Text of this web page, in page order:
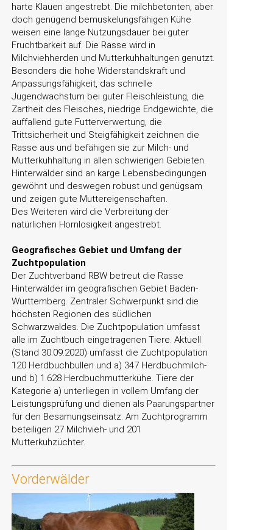
harte Klauen angestrebt. Die milchbetonten, aber
doch genügend bemuskelungsfähigen Kühe
weisen eine lange Nutzungsdauer bei guter
Fruchtbarkeit auf. Die Rasse wird in
Milchviehherden und Mutterkuhhaltungen genutzt.
Besonders die hohe Widerstandskraft und
Anpassungsfähigkeit, das schnelle
Jugendwachstum bei guter Fleischleistung, die
Zartheit des Fleisches, niedrige Endgewichte, die
auffallend gute Futterverwertung, die
Trittsicherheit und Steigfähigkeit zeichnen die
Rasse aus und befähigen sie zur Milch- und
Mutterkuhhaltung in allen schwierigen Gebieten.
Hinterwälder sind an karge Lebensbedingungen
gewöhnt und deswegen robust und genügsam
und zeigen gute Muttereigenschaften.
Des Weiteren wird die Verbreitung der
natürlichen Hornlosigkeit angestrebt.
Geografisches Gebiet und Umfang der
Zuchtpopulation
Der Zuchtverband RBW betreut die Rasse
Hinterwälder im geografischen Gebiet Baden-
Württemberg. Zentraler Schwerpunkt sind die
höchsten Regionen des südlichen
Schwarzwaldes. Die Zuchtpopulation umfasst
alle im Zuchtbuch eingetragenen Tiere. Aktuell
(Stand 30.09.2020) umfasst die Zuchtpopulation
120 Herdbuchbullen und a) 347 Herdbuchmilch-
und b) 1.628 Herdbuchmutterkühe. Tiere der
Kategorie a) unterliegen in vollem Umfang der
Leistungsprüfung und dienen als Paarungspartner
für den Besamungseinsatz. Am Zuchtprogramm
beteiligen 27 Milchvieh- und 201
Mutterkuhzüchter.
Vorderwälder